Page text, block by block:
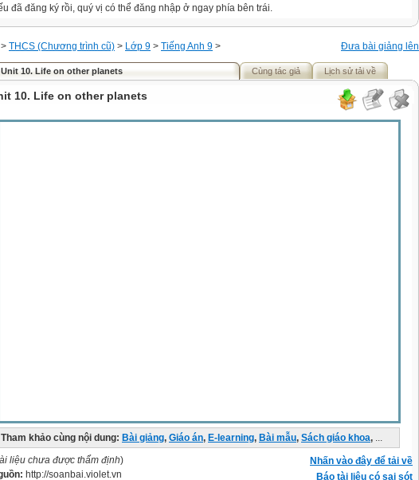
đã đăng ký rồi, quý vị có thể đăng nhập ở ngay phía bên trái.
Đưa bài giảng lên
> THCS (Chương trình cũ) > Lớp 9 > Tiếng Anh 9 >
Unit 10. Life on other planets Cùng tác giả Lịch sử tải về
10. Life on other planets
Tham khảo cùng nội dung: Bài giảng, Giáo án, E-learning, Bài mẫu, Sách giáo khoa, ...
Nhấn vào đây để tải về
Báo tài liệu có sai sót
liệu chưa được thẩm định)
http://soanbai.violet.vn